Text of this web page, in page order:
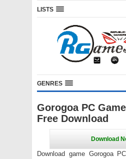
LISTS
GENRES
Gorogoa PC
Free Download
Download game Gorogoa